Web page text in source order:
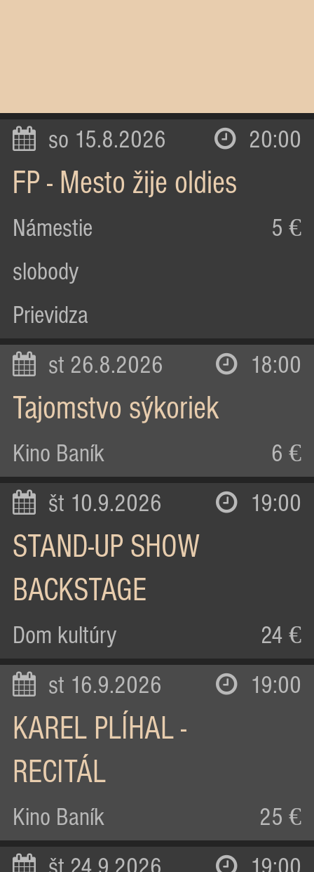
so 15.8.2026 20:00
FP - Mesto žije oldies
Námestie
slobody
Prievidza
5 €
st 26.8.2026 18:00
Tajomstvo sýkoriek
Kino Baník 6 €
št 10.9.2026 19:00
STAND-UP SHOW
BACKSTAGE
Dom kultúry 24 €
st 16.9.2026 19:00
KAREL PLÍHAL -
RECITÁL
Kino Baník 25 €